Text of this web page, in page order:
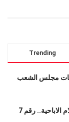
Trending
مجلس الشعب
39 معلومة لا تعرفها عن صناعة الأفلام الاباحية.. رقم 7